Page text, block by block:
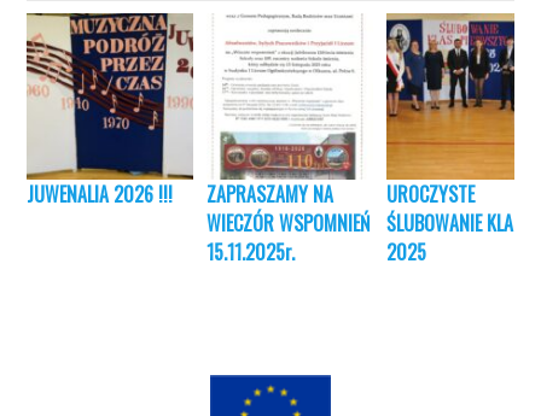
JUWENALIA 2026 !!!
ZAPRASZAMY NA
WIECZÓR WSPOMNIEŃ
15.11.2025r.
UROCZYSTE
ŚLUBOWANIE KLAS I
2025